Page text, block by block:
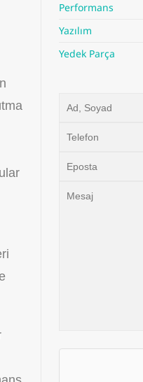
Performans
Yazılım
Yedek Parça